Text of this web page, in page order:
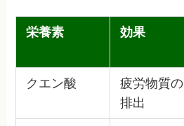
栄養素 効果
クエン酸
疲労物質の
排出